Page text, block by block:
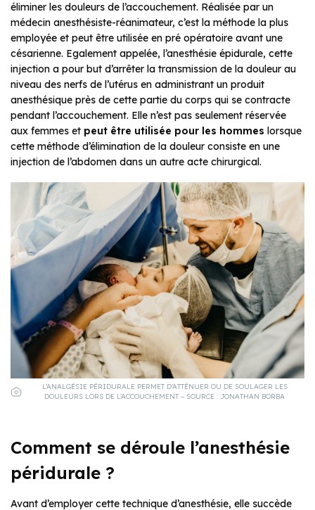
éliminer les douleurs de l’accouchement. Réalisée par un
médecin anesthésiste-réanimateur, c’est la méthode la plus
employée et peut être utilisée en pré opératoire avant une
césarienne. Egalement appelée, l’anesthésie épidurale, cette
injection a pour but d’arrêter la transmission de la douleur au
niveau des nerfs de l’utérus en administrant un produit
anesthésique près de cette partie du corps qui se contracte
pendant l’accouchement. Elle n’est pas seulement réservée
aux femmes et peut être utilisée pour les hommes lorsque
cette méthode d’élimination de la douleur consiste en une
injection de l’abdomen dans un autre acte chirurgical.
L’ANALGÉSIE PÉRIDURALE PERMET D’ATTÉNUER OU DE SOULAGER LES
DOULEURS LORS DE L’ACCOUCHEMENT – SOURCE : JONATHAN BORBA
Comment se déroule l’anesthésie
péridurale ?
Avant d’employer cette technique d’anesthésie, elle succède